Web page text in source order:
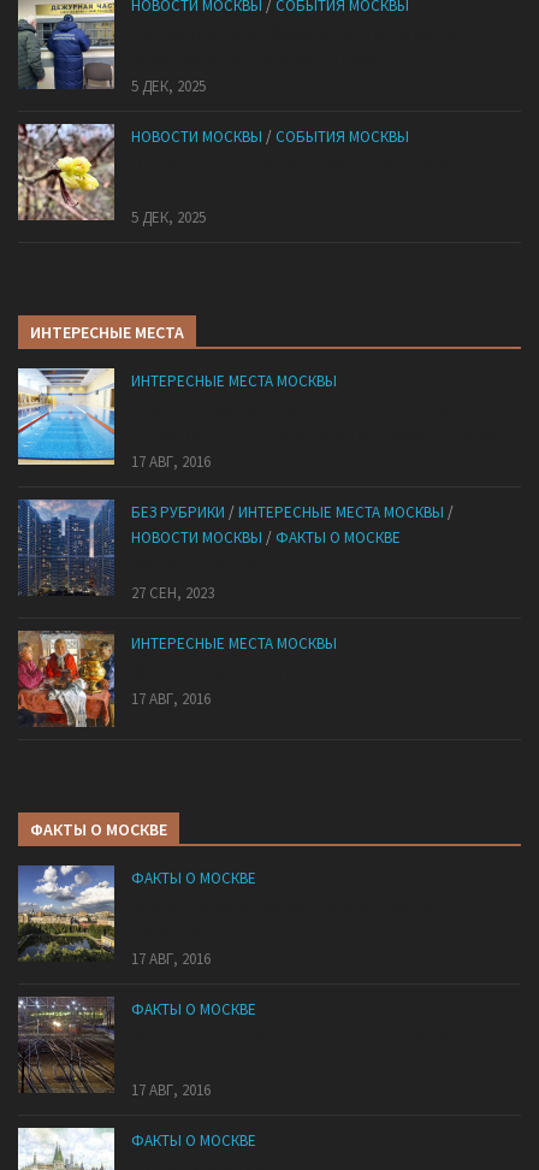
НОВОСТИ МОСКВЫ / СОБЫТИЯ МОСКВЫ
5 ДЕК, 2025
НОВОСТИ МОСКВЫ / СОБЫТИЯ МОСКВЫ
5 ДЕК, 2025
ИНТЕРЕСНЫЕ МЕСТА
ИНТЕРЕСНЫЕ МЕСТА МОСКВЫ
17 АВГ, 2016
БЕЗ РУБРИКИ /ИНТЕРЕСНЫЕ МЕСТА МОСКВЫ /
НОВОСТИ МОСКВЫ / ФАКТЫ О МОСКВЕ
27 СЕН, 2023
ИНТЕРЕСНЫЕ МЕСТА МОСКВЫ
17 АВГ, 2016
ФАКТЫ О МОСКВЕ
ФАКТЫ О МОСКВЕ
17 АВГ, 2016
ФАКТЫ О МОСКВЕ
17 АВГ, 2016
ФАКТЫ О МОСКВЕ